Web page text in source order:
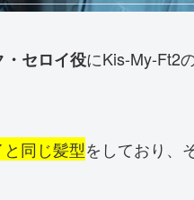
・セロイ役にKis-My-Ft2
同じ髪型をしており、